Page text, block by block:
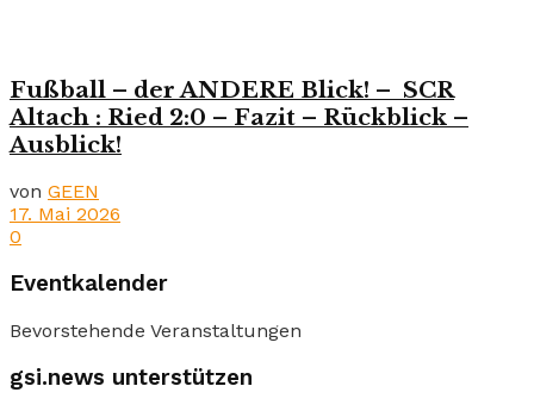
Fußball – der ANDERE Blick! – SCR
Altach : Ried 2:0 – Fazit – Rückblick –
Ausblick!
von GEEN
17. Mai 2026
0
Eventkalender
Bevorstehende Veranstaltungen
gsi.news unterstützen